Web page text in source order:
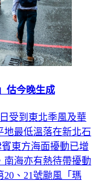
估今晚生成
受到東北季風及華
地最低溫落在新北石
東方海面擾動已增
南海亦有熱待帶擾動
、21號颱風「瑪